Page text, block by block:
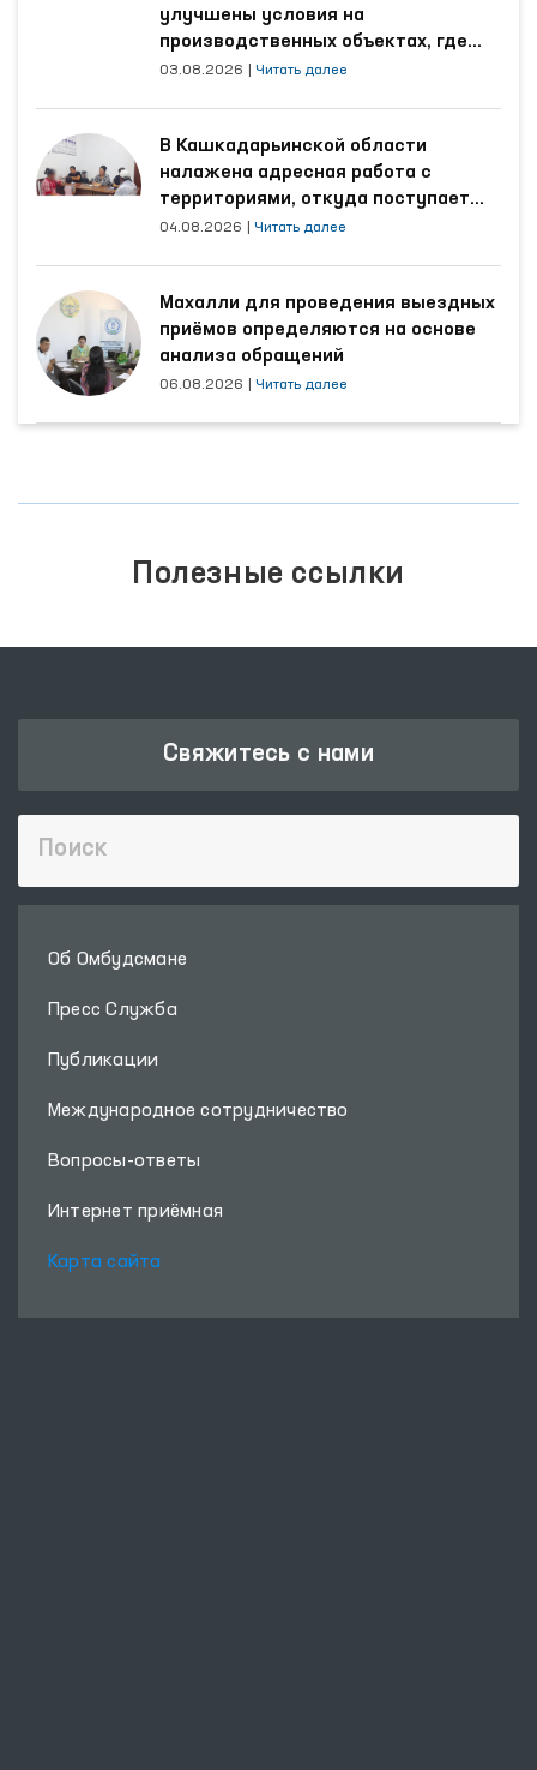
улучшены условия на
производственных объектах, где
трудятся осуждённые
03.08.2026 Читать далее
В Кашкадарьинской области
налажена адресная работа с
территориями, откуда поступает
наибольшее количество обращений
04.08.2026 Читать далее
Махалли для проведения выездных
приёмов определяются на основе
анализа обращений
06.08.2026 Читать далее
Полезные ссылки
Свяжитесь с нами
Об Омбудсмане
Пресс Служба
Публикации
Международное сотрудничество
Вопросы-ответы
Интернет приёмная
Карта сайта